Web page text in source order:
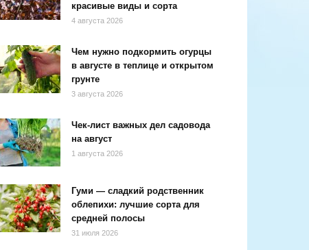
красивые виды и сорта
4 августа 2026
Чем нужно подкормить огурцы
в августе в теплице и открытом
грунте
3 августа 2026
Чек-лист важных дел садовода
на август
1 августа 2026
Гуми — сладкий родственник
облепихи: лучшие сорта для
средней полосы
31 июля 2026